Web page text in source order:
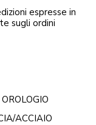
espresse in
sugli ordini
OROLOGIO
ACCIAIO